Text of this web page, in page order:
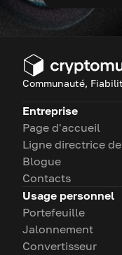
Communauté,
Entreprise
Page d'accueil
Ligne directrice
Blogue
Contacts
Usage personnel
Portefeuille
Jalonnement
Convertisseur